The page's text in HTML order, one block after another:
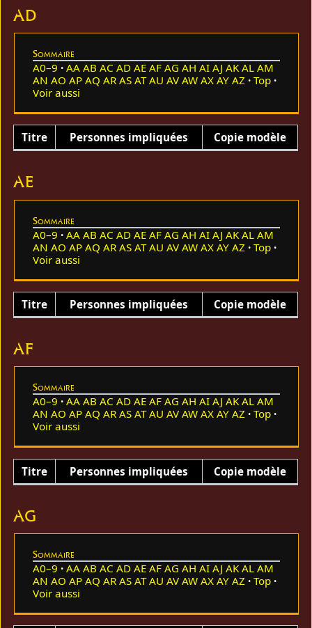
AD
Sommaire
A0–9 AA AB AC AD AE AF AG AH AI AJ AK AL AM
AN AO AP AQ AR AS AT AU AV AW AX AY AZ
Top
Voir aussi
Titre Personnes impliquées Copie modèle
AE
Sommaire
A0–9 AA AB AC AD AE AF AG AH AI AJ AK AL AM
AN AO AP AQ AR AS AT AU AV AW AX AY AZ
Top
Voir aussi
Titre Personnes impliquées Copie modèle
AF
Sommaire
A0–9 AA AB AC AD AE AF AG AH AI AJ AK AL AM
AN AO AP AQ AR AS AT AU AV AW AX AY AZ
Top
Voir aussi
Titre Personnes impliquées Copie modèle
AG
Sommaire
A0–9 AA AB AC AD AE AF AG AH AI AJ AK AL AM
AN AO AP AQ AR AS AT AU AV AW AX AY AZ
Top
Voir aussi